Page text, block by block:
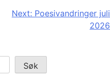
Next: Poesivandringer juli
2026
Søk